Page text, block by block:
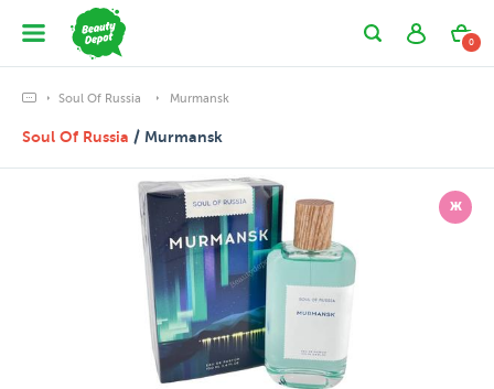
0
Soul Of Russia Murmansk
Soul Of Russia / Murmansk
Ж